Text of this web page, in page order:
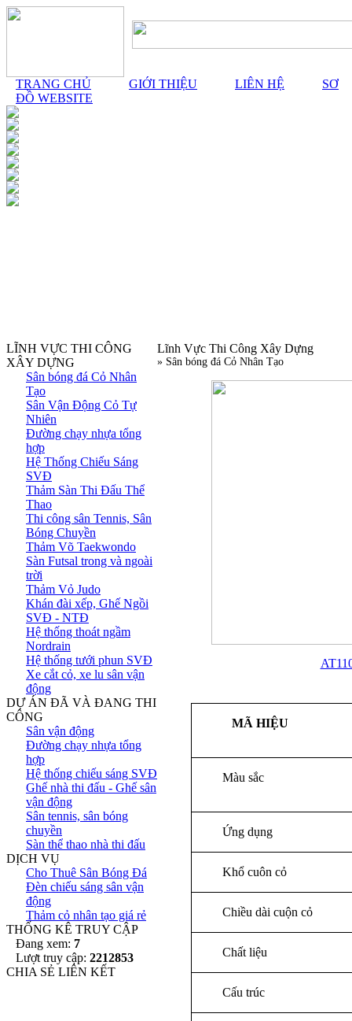
TRANG CHỦ GIỚI THIỆU LIÊN HỆ
SƠ
ĐỒ WEBSITE
LĨNH VỰC THI CÔNG
XÂY DỰNG
Sân bóng đá Cỏ Nhân
Tạo
Sân Vận Động Cỏ Tự
Nhiên
Đường chạy nhựa tổng
hợp
Hệ Thống Chiếu Sáng
SVĐ
Thảm Sàn Thi Đấu Thể
Thao
Thi công sân Tennis, Sân
Bóng Chuyền
Thảm Võ Taekwondo
Sàn Futsal trong và ngoài
trời
Thảm Vỏ Judo
Khán đài xếp, Ghế Ngồi
SVĐ - NTĐ
Hệ thống thoát ngầm
Nordrain
Hệ thống tưới phun SVĐ
Xe cắt cỏ, xe lu sân vận
động
DỰ ÁN ĐÃ VÀ ĐANG THI
CÔNG
Sân vận động
Đường chạy nhựa tổng
hợp
Hệ thống chiếu sáng SVĐ
Ghế nhà thi đấu - Ghế sân
vận động
Sân tennis, sân bóng
chuyền
Sàn thể thao nhà thi đấu
DỊCH VỤ
Cho Thuê Sân Bóng Đá
Đèn chiếu sáng sân vận
động
Thảm cỏ nhân tạo giá rẻ
THỐNG KÊ TRUY CẬP
Đang xem: 7
Lượt truy cập: 2212853
CHIA SẺ LIÊN KẾT
Lĩnh Vực Thi Công Xây Dựng
» Sân bóng đá Cỏ Nhân Tạo
MÃ
Màu sắc
Ứng dụng
Khổ cuôn cỏ
Chiều dài cuộn cỏ
Chất liệu
Cấu trúc